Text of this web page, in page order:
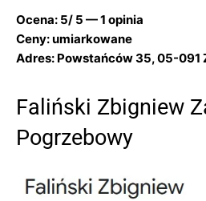
Ocena: 5/ 5 — 1 opinia
Ceny: umiarkowane
Adres: Powstańców 35, 05-091
Faliński Zbigniew
Pogrzebowy